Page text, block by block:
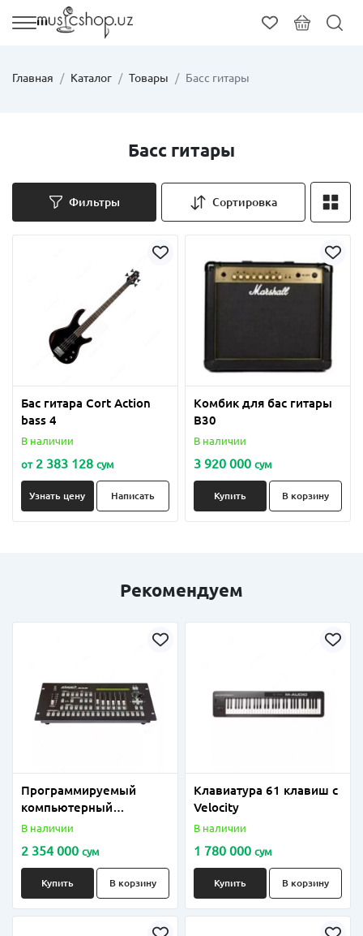
Главная Каталог Товары Басс гитары
Басс гитары
Фильтры Сортировка
Бас гитара Cort Action
bass 4
В наличии
от2 383 128 сум
Узнать цену Написать
Комбик для бас гитары
B30
В наличии
3 920 000 сум
Купить В корзину
Рекомендуем
Программируемый
компьютерный
контроллер для
приборами протокола
модель; ДМХ 512
В наличии
2 354 000 сум
Купить В корзину
Клавиатура 61 клавиш с
Velocity
В наличии
1 780 000 сум
Купить В корзину